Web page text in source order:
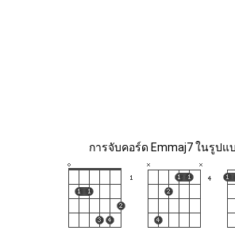
การจับคอร์ด Emmaj7 ในรูปแ